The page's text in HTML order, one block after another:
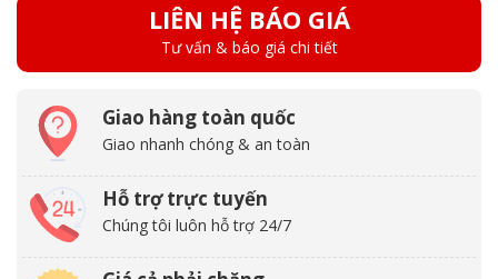
LIÊN HỆ BÁO GIÁ
Tư vấn & báo giá chi tiết
Giao hàng toàn quốc
Giao nhanh chóng & an toàn
Hỗ trợ trực tuyến
Chúng tôi luôn hỗ trợ 24/7